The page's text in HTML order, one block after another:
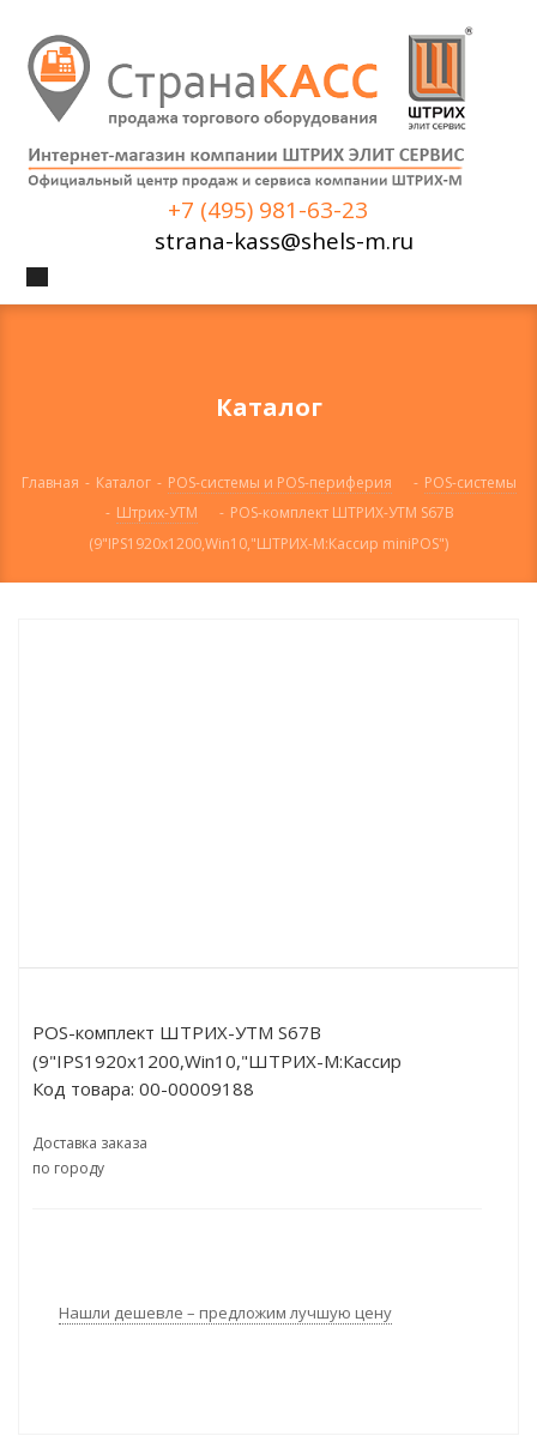
+7 (495) 981-63-23
strana-kass@shels-m.ru
Каталог
Главная - Каталог - POS-системы и POS-периферия - POS-системы
- Штрих-УТМ - POS-комплект ШТРИХ-УТМ S67B
(9"IPS1920х1200,Win10,"ШТРИХ-М:Кассир miniPOS")
POS-комплект ШТРИХ-УТМ S67B
(9"IPS1920х1200,Win10,"ШТРИХ-М:Кассир
miniPOS")
Код товара: 00-00009188
Доставка заказа
по городу
Нашли дешевле – предложим лучшую цену